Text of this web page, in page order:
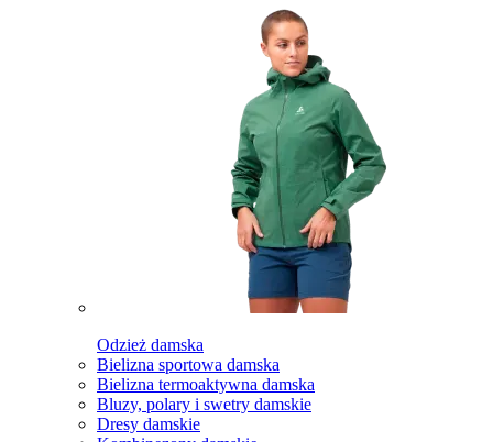
Odzież damska
Bielizna sportowa damska
Bielizna termoaktywna damska
Bluzy, polary i swetry damskie
Dresy damskie